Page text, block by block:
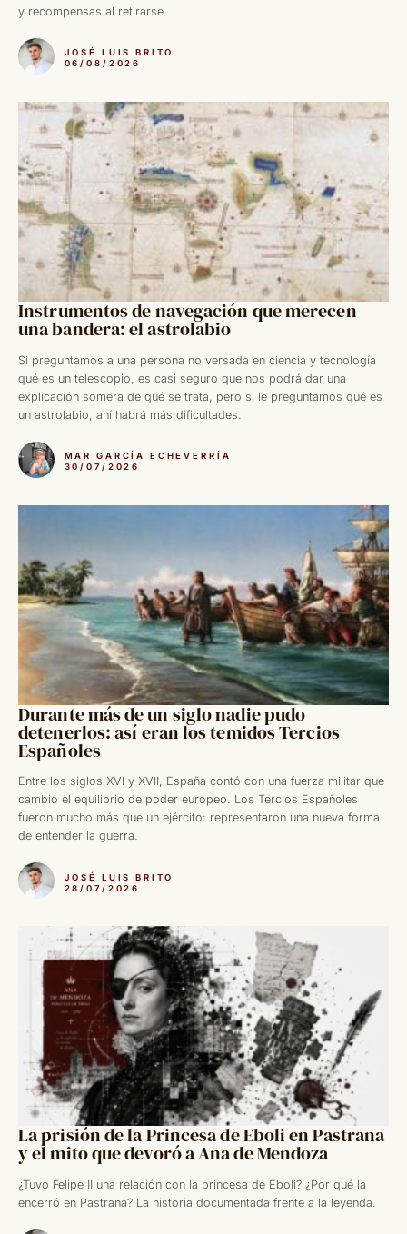
y recompensas al retirarse.
JOSÉ LUIS BRITO
06/08/2026
Instrumentos de navegación que merecen
una bandera: el astrolabio
Si preguntamos a una persona no versada en ciencia y tecnología
qué es un telescopio, es casi seguro que nos podrá dar una
explicación somera de qué se trata, pero si le preguntamos qué es
un astrolabio, ahí habrá más dificultades.
MAR GARCÍA ECHEVERRÍA
30/07/2026
Durante más de un siglo nadie pudo
detenerlos: así eran los temidos Tercios
Españoles
Entre los siglos XVI y XVII, España contó con una fuerza militar que
cambió el equilibrio de poder europeo. Los Tercios Españoles
fueron mucho más que un ejército: representaron una nueva forma
de entender la guerra.
JOSÉ LUIS BRITO
28/07/2026
La prisión de la Princesa de Eboli en Pastrana
y el mito que devoró a Ana de Mendoza
¿Tuvo Felipe II una relación con la princesa de Éboli? ¿Por qué la
encerró en Pastrana? La historia documentada frente a la leyenda.